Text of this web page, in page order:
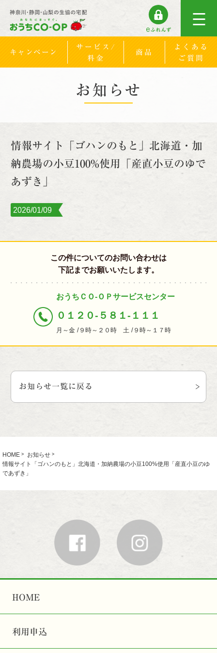
キャンペーン
サービス/
料金
商品
よくある
ご質問
お知らせ
情報サイト「ゴハンのもと」北海道・加
納農場の小豆100%使用「産直小豆のゆで
あずき」
2026/01/09
この件についてのお問い合わせは
下記までお願いいたします。
おうちＣＯ-ＯＰサービスセンター
０１２０-５８１-１１１
月～金 /９時～２０時 土 /９時～１７時
お知らせ一覧に戻る
HOME
お知らせ
情報サイト「ゴハンのもと」北海道・加納農場の小豆100%使用「産直小豆のゆ
であずき」
HOME
利用申込